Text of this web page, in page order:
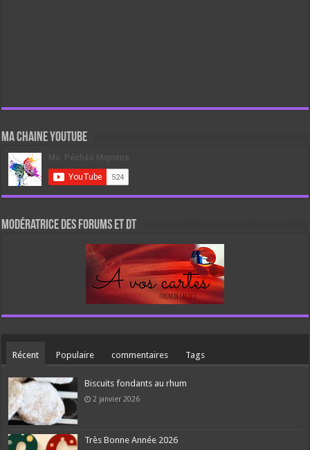
Ma chaine Youtube
Modératrice des forums et DT
Récent Populaire commentaires Tags
Biscuits fondants au rhum
2 janvier 2026
Très Bonne Année 2026